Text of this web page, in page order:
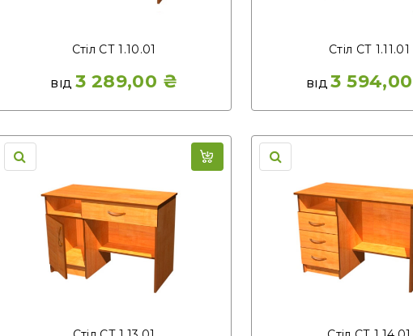
Стіл СТ 1.10.01
ВІД 3 289,00 ₴
Стіл СТ 1.11.01
ВІД3 594,00